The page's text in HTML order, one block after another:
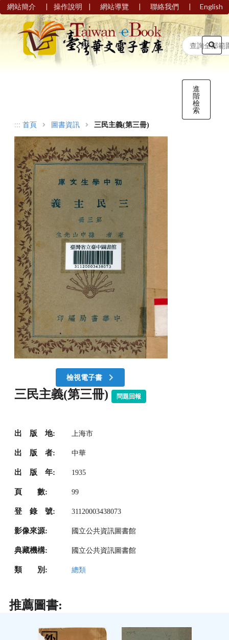
網站簡介 | 操作說明 | 網站導覽 | 聯絡我們 | English
進
階
檢
索
::: 首頁 圖書資訊 三民主義(第三冊)
檢視電子書
三民主義(第三冊) 問題回報
出 版 地: 上海市
出 版 者: 中華
出 版 年: 1935
頁 數: 99
登 錄 號: 31120003438073
影像來源: 國立公共資訊圖書館
典藏機構: 國立公共資訊圖書館
類 別: 總類
推薦圖書: